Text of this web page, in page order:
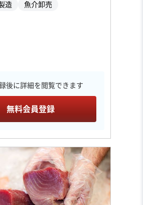
造 魚介卸売
後に詳細を閲覧できます
無料会員登録